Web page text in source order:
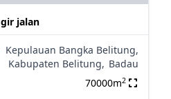
jalan
Kepulauan Bangka Belitung,
Kabupaten Belitung, Badau
70000m2